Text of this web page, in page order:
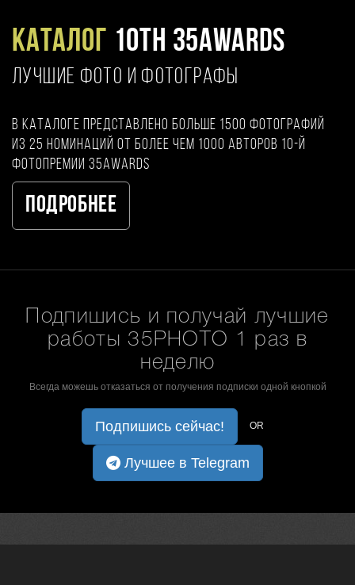
Каталог 10TH 35AWARDS
ЛУЧШИЕ ФОТО И ФОТОГРАФЫ
В каталоге представлено больше 1500 фотографий
из 25 номинаций от более чем 1000 авторов 10-й
фотопремии 35AWARDS
Подробнее
Подпишись и получай лучшие
работы 35PHOTO 1 раз в
неделю
Всегда можешь отказаться от получения подписки одной кнопкой
Подпишись сейчас! OR
Лучшее в Telegram